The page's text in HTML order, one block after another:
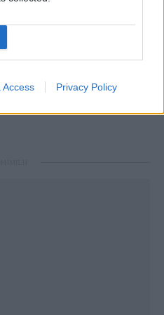
Access Privacy Policy
σε κρατάει με κομμένη